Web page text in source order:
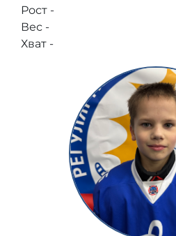
Рост -
Вес -
Хват -